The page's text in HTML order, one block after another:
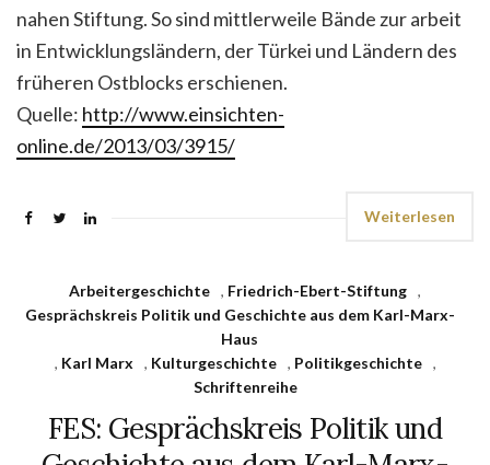
nahen Stiftung. So sind mittlerweile Bände zur arbeit
in Entwicklungsländern, der Türkei und Ländern des
früheren Ostblocks erschienen.
Quelle: http://www.einsichten-
online.de/2013/03/3915/
Weiterlesen
Arbeitergeschichte , Friedrich-Ebert-Stiftung ,
Gesprächskreis Politik und Geschichte aus dem Karl-Marx-
Haus
, Karl Marx , Kulturgeschichte , Politikgeschichte
,
Schriftenreihe
FES: Gesprächskreis Politik und